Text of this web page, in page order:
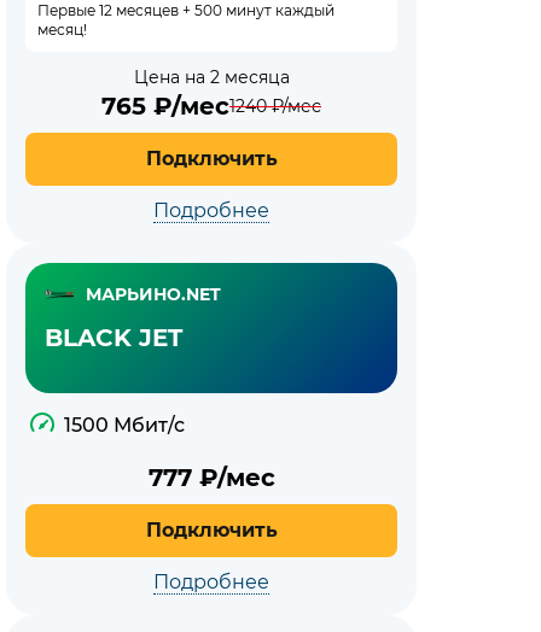
Первые 12 месяцев + 500 минут каждый
месяц!
Цена на 2 месяца
765 ₽/мес1240₽/мес
Подключить
Подробнее
МАРЬИНО.NET
BLACK JET
1500 Мбит/с
777₽/мес
Подключить
Подробнее